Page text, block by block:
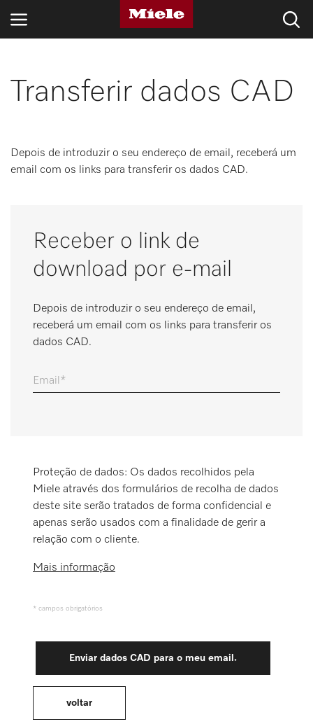
SETORES
PRODUTOS
CLIENTES PARTICULARES
Marcador
Transferir dados CAD
Depois de introduzir o seu endereço de email, receberá um
email com os links para transferir os dados CAD.
Receber o link de
download por e-mail
Depois de introduzir o seu endereço de email,
receberá um email com os links para transferir os
dados CAD.
Email
Proteção de dados: Os dados recolhidos pela
Miele através dos formulários de recolha de dados
deste site serão tratados de forma confidencial e
apenas serão usados com a finalidade de gerir a
relação com o cliente.
Mais informação
* campos obrigatórios